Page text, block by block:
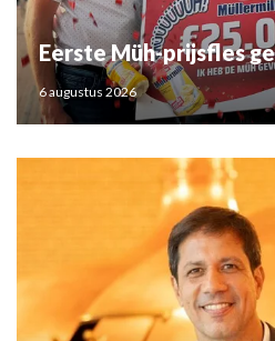
Eerste Müh-prijsfles
6 augustus 2026